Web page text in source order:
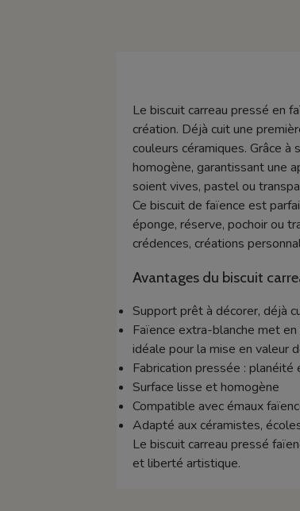
Le biscuit carreau pressé en
création. Déjà cuit une
couleurs céramiques. Grâce
homogène, garantissant une
soient vives, pastel ou
Ce biscuit de faïence est
éponge, réserve, pochoir ou
crédences, créations
Avantages du biscuit
Support prêt à décorer, déjà
Faïence extra-blanche met
idéale pour la mise en valeur
Fabrication pressée : planéité
Surface lisse et homogène
Compatible avec émaux
Adapté aux céramistes,
Le biscuit carreau pressé
et liberté artistique.